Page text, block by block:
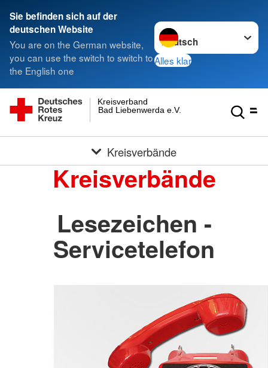
Sie befinden sich auf der
deutschen Website
You are on the German website,
you can use the switch to switch to
the English one
Sprache wechseln zu
Alles klar
Bad Liebenwerda e.V.
Kreisverband
Kreisverbände
Kreisverbände
Lesezeichen -
Servicetelefon